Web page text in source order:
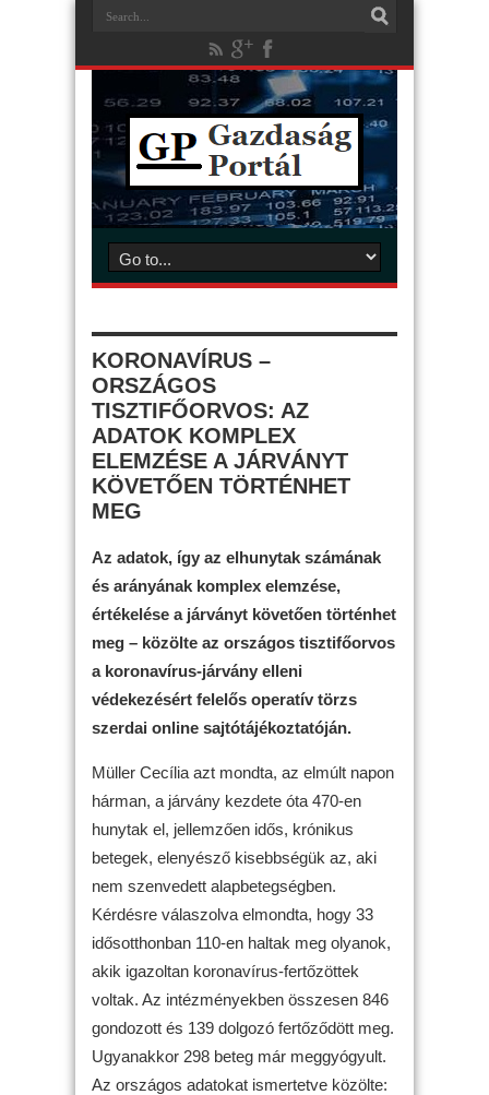
KORONAVÍRUS –
ORSZÁGOS
TISZTIFŐORVOS: AZ
ADATOK KOMPLEX
ELEMZÉSE A JÁRVÁNYT
KÖVETŐEN TÖRTÉNHET
MEG
Az adatok, így az elhunytak számának
és arányának komplex elemzése,
értékelése a járványt követően történhet
meg – közölte az országos tisztifőorvos
a koronavírus-járvány elleni
védekezésért felelős operatív törzs
szerdai online sajtótájékoztatóján.
Müller Cecília azt mondta, az elmúlt napon
hárman, a járvány kezdete óta 470-en
hunytak el, jellemzően idős, krónikus
betegek, elenyésző kisebbségük az, aki
nem szenvedett alapbetegségben.
Kérdésre válaszolva elmondta, hogy 33
idősotthonban 110-en haltak meg olyanok,
akik igazoltan koronavírus-fertőzöttek
voltak. Az intézményekben összesen 846
gondozott és 139 dolgozó fertőződött meg.
Ugyanakkor 298 beteg már meggyógyult.
Az országos adatokat ismertetve közölte: